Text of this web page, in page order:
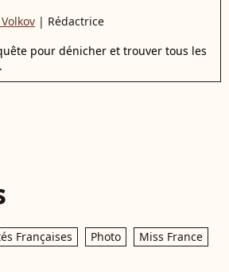
| Rédactrice
pour dénicher et trouver tous les
Françaises Photo
Miss France